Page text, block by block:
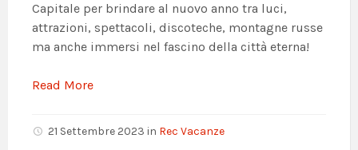
Capitale per brindare al nuovo anno tra luci,
attrazioni, spettacoli, discoteche, montagne russe
ma anche immersi nel fascino della città eterna!
Read More
21 Settembre 2023 in Rec Vacanze